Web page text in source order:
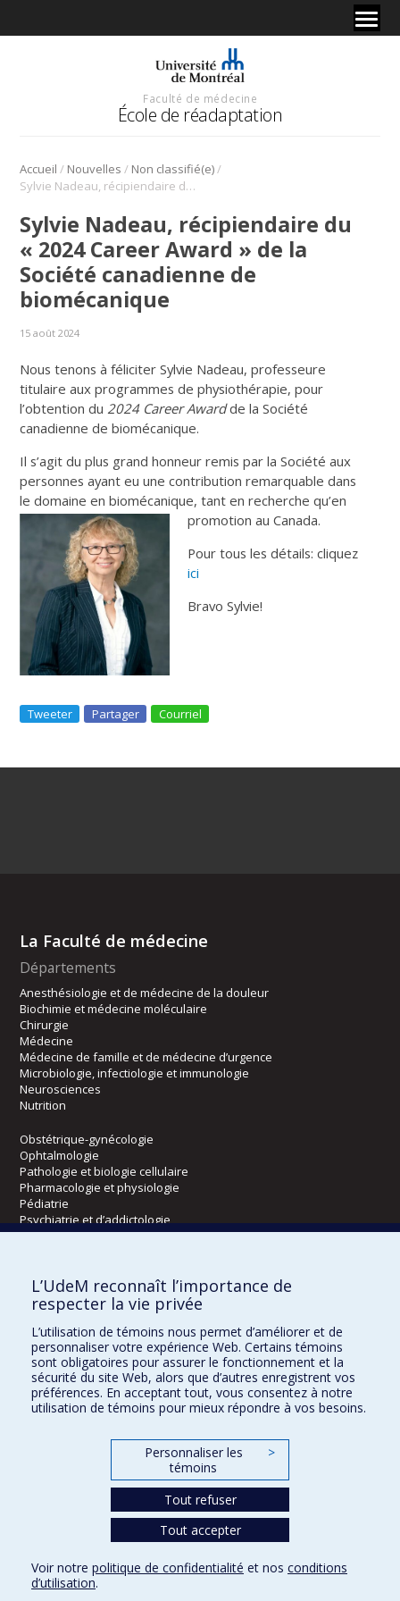
Faculté de médecine
École de réadaptation
Accueil / Nouvelles / Non classifié(e)/
Sylvie Nadeau, récipiendaire du « 2024 Career Award » de la Société canadienne de biomécanique
Sylvie Nadeau, récipiendaire du
« 2024 Career Award » de la
Société canadienne de
biomécanique
15 août 2024
Nous tenons à féliciter Sylvie Nadeau, professeure
titulaire aux programmes de physiothérapie, pour
l’obtention du 2024 Career Awardde la Société
canadienne de biomécanique.
Il s’agit du plus grand honneur remis par la Société aux
personnes ayant eu une contribution remarquable dans
le domaine en biomécanique, tant en recherche qu’en
promotion au Canada.
Pour tous les détails: cliquez
ici
Bravo Sylvie!
Tweeter Partager Courriel
La Faculté de médecine
Départements
Anesthésiologie et de médecine de la douleur
Biochimie et médecine moléculaire
Chirurgie
Médecine
Médecine de famille et de médecine d’urgence
Microbiologie, infectiologie et immunologie
Neurosciences
Nutrition
Obstétrique-gynécologie
Ophtalmologie
Pathologie et biologie cellulaire
Pharmacologie et physiologie
Pédiatrie
Psychiatrie et d’addictologie
Radiologie, radio-oncologie et médecine nucléaire
Écoles
Orthophonie et audiologie
Réadaptation
Directions
Confidentialité Conditions d’utilisation Paramètres des témoins
L’UdeM reconnaît l’importance de
respecter la vie privée
L’utilisation de témoins nous permet d’améliorer et de
personnaliser votre expérience Web. Certains témoins
sont obligatoires pour assurer le fonctionnement et la
sécurité du site Web, alors que d’autres enregistrent vos
préférences. En acceptant tout, vous consentez à notre
utilisation de témoins pour mieux répondre à vos besoins.
Personnaliser les
témoins
>
Tout refuser
Tout accepter
Voir notre politique de confidentialité et nos conditions
d’utilisation.